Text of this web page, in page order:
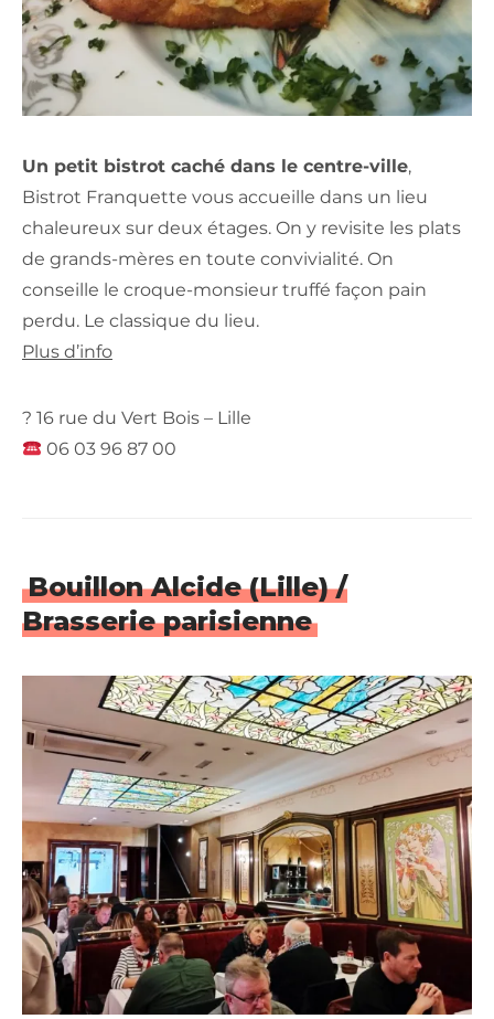
Un petit bistrot caché dans le centre-ville,
Bistrot Franquette vous accueille dans un lieu
chaleureux sur deux étages. On y revisite les plats
de grands-mères en toute convivialité. On
conseille le croque-monsieur truffé façon pain
perdu. Le classique du lieu.
Plus d’info
? 16 rue du Vert Bois – Lille
06 03 96 87 00
Bouillon Alcide (Lille) /
Brasserie parisienne